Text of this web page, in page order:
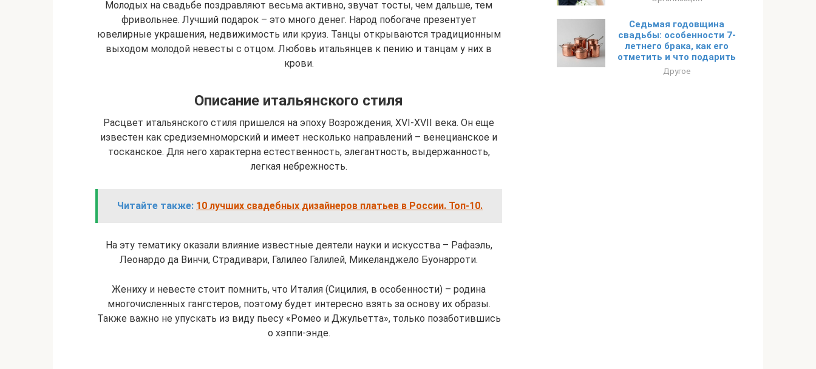
Молодых на свадьбе поздравляют весьма активно, звучат тосты, чем дальше, тем
фривольнее. Лучший подарок – это много денег. Народ побогаче презентует
ювелирные украшения, недвижимость или круиз. Танцы открываются традиционным
выходом молодой невесты с отцом. Любовь итальянцев к пению и танцам у них в
крови.
Описание итальянского стиля
Расцвет итальянского стиля пришелся на эпоху Возрождения, XVI-XVII века. Он еще
известен как средиземноморский и имеет несколько направлений – венецианское и
тосканское. Для него характерна естественность, элегантность, выдержанность,
легкая небрежность.
Читайте также: 10 лучших свадебных дизайнеров платьев в России. Топ-10.
На эту тематику оказали влияние известные деятели науки и искусства – Рафаэль,
Леонардо да Винчи, Страдивари, Галилео Галилей, Микеланджело Буонарроти.
Жениху и невесте стоит помнить, что Италия (Сицилия, в особенности) – родина
многочисленных гангстеров, поэтому будет интересно взять за основу их образы.
Также важно не упускать из виду пьесу «Ромео и Джульетта», только позаботившись
о хэппи-энде.
Седьмая годовщина
свадьбы: особенности 7-
летнего брака, как его
отметить и что подарить
Другое